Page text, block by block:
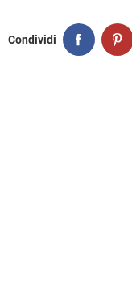
Condividi